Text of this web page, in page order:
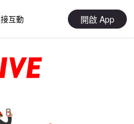
互動 開啟 App